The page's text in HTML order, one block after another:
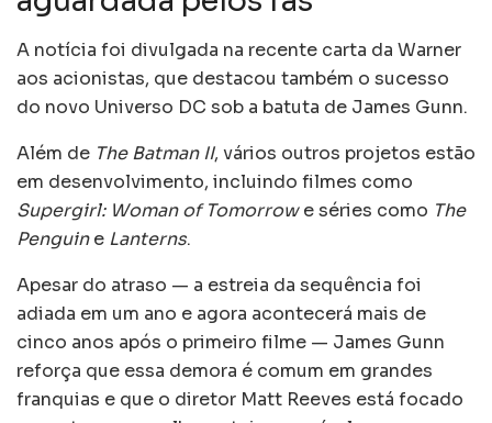
A notícia foi divulgada na recente carta da Warner
aos acionistas, que destacou também o sucesso
do novo Universo DC sob a batuta de James Gunn.
Além de The Batman II, vários outros projetos estão
em desenvolvimento, incluindo filmes como
Supergirl: Woman of Tomorrowe séries como The
Penguine Lanterns.
Apesar do atraso — a estreia da sequência foi
adiada em um ano e agora acontecerá mais de
cinco anos após o primeiro filme — James Gunn
reforça que essa demora é comum em grandes
franquias e que o diretor Matt Reeves está focado